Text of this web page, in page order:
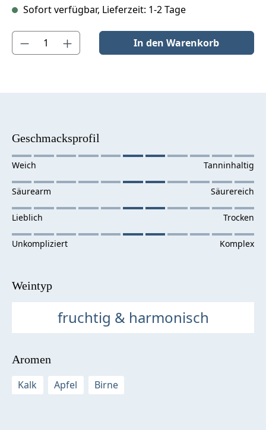
Sofort verfügbar, Lieferzeit: 1-2 Tage
Produkt Anzahl: Gib den gewünschten Wert ein oder benutze
In den Warenkorb
Geschmacksprofil
Weintyp
fruchtig & harmonisch
Aromen
Kalk
Apfel Birne